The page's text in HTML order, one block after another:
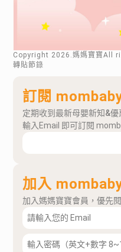
Copyright 2026 .媽媽寶寶All
轉貼節錄
訂閱
定期收到最新母嬰新知&優
輸入Email 即可訂閱
加入
加入媽媽寶寶會員，優先